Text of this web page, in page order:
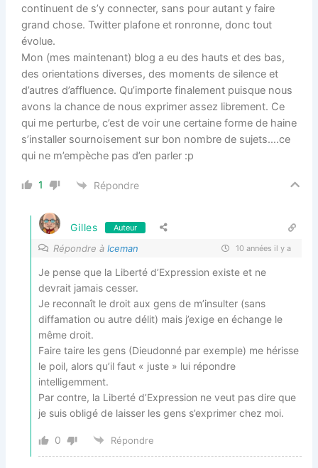
continuent de s’y connecter, sans pour autant y faire
grand chose. Twitter plafone et ronronne, donc tout
évolue.
Mon (mes maintenant) blog a eu des hauts et des bas,
des orientations diverses, des moments de silence et
d’autres d’affluence. Qu’importe finalement puisque nous
avons la chance de nous exprimer assez librement. Ce
qui me perturbe, c’est de voir une certaine forme de haine
s’installer sournoisement sur bon nombre de sujets….ce
qui ne m’empèche pas d’en parler :p
1 Répondre
Gilles Auteur
Répondre àIceman 10 années il y a
Je pense que la Liberté d’Expression existe et ne
devrait jamais cesser.
Je reconnaît le droit aux gens de m’insulter (sans
diffamation ou autre délit) mais j’exige en échange le
même droit.
Faire taire les gens (Dieudonné par exemple) me hérisse
le poil, alors qu’il faut « juste » lui répondre
intelligemment.
Par contre, la Liberté d’Expression ne veut pas dire que
je suis obligé de laisser les gens s’exprimer chez moi.
0 Répondre